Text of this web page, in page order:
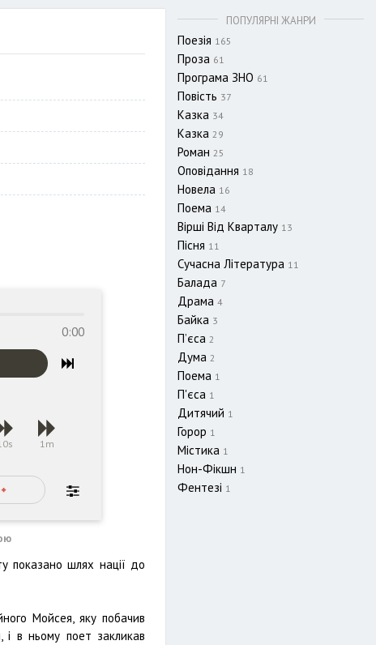
ПОПУЛЯРНІ ЖАНРИ
Поезія 165
Проза 61
Програма ЗНО 61
Повість 37
Казка 34
Казка 29
Роман 25
Оповідання 18
Новела 16
Поема 14
Вірші Від Кварталу 13
Пісня 11
Сучасна Література 11
Балада 7
Драма 4
Байка 3
П’єса 2
Дума 2
Поема 1
П'єса 1
Дитячий 1
Горор 1
Містика 1
Нон-Фікшн 1
Фентезі 1
0:00
1m
показано шлях нації до
Мойсея, яку побачив
і в ньому поет закликав